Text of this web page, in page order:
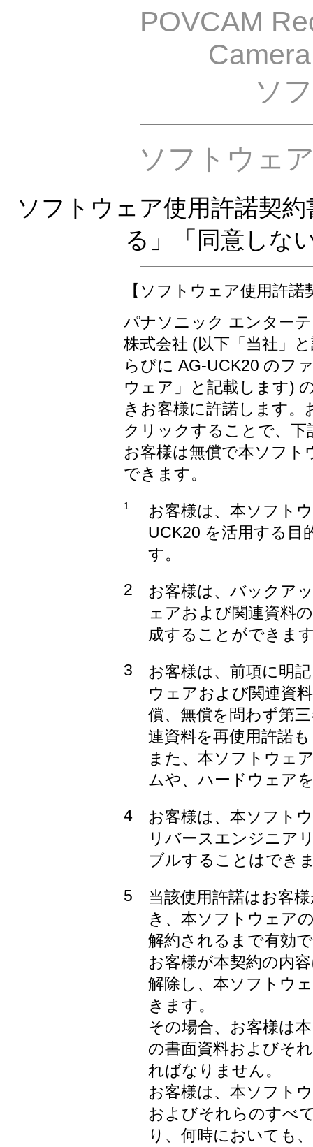
POVCAM
Camera
ソ
ソフトウェ
ソフトウェア使用許諾契
る」「同意しな
【ソフトウェア使用許諾
パナソニック エンター
株式会社 (以下「当社」
らびに AG-UCK20 のフ
ウェア」と記載します)
きお客様に許諾します。
クリックすることで、
お客様は無償で本ソフ
できます。
1
お客様は、本ソフト
UCK20 を活用する目
す。
2
お客様は、バックア
ェアおよび関連資料
成することができま
3
お客様は、前項に明
ウェアおよび関連資
償、無償を問わず第
連資料を再使用許諾
また、本ソフトウェ
ムや、ハードウェア
4
お客様は、本ソフト
リバースエンジニア
ブルすることはでき
5
当該使用許諾はお客
き、本ソフトウェア
解約されるまで有効
お客様が本契約の内
解除し、本ソフトウ
きます。
その場合、お客様は
の書面資料およびそ
ればなりません。
お客様は、本ソフト
およびそれらのすべ
り、何時においても